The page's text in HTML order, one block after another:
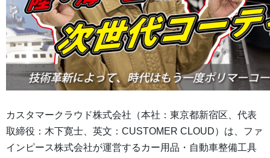
カスタマークラウド株式会社（本社：東京都新宿区、代表
取締役：木下寛士、英文：CUSTOMER CLOUD）は、ファ
インピース株式会社が運営するカー用品・自動車整備工具